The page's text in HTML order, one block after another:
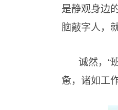
是静观身边
脑敲字人，
诚然，“
惫，诸如工